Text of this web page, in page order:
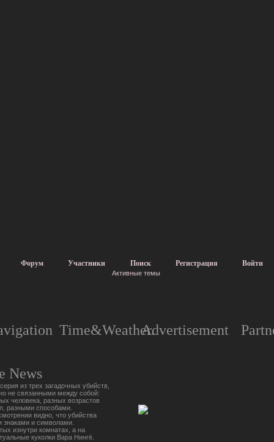
Форум Участники Поиск Регистрация Войти
Активные темы
Time&Weather.Advertisement
News
из трех загадочных убийств,
не связанными между собой:
человека, разных возрастов
разными способами.
видно, что убийства
и символами.
изнутри комнатах, а на
куколки Вара Нингё.